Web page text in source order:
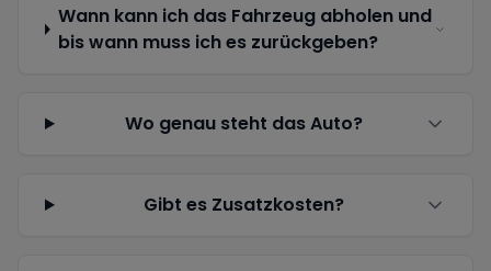
Wann kann ich das Fahrzeug abholen und
bis wann muss ich es zurückgeben?
Wo genau steht das Auto?
Gibt es Zusatzkosten?